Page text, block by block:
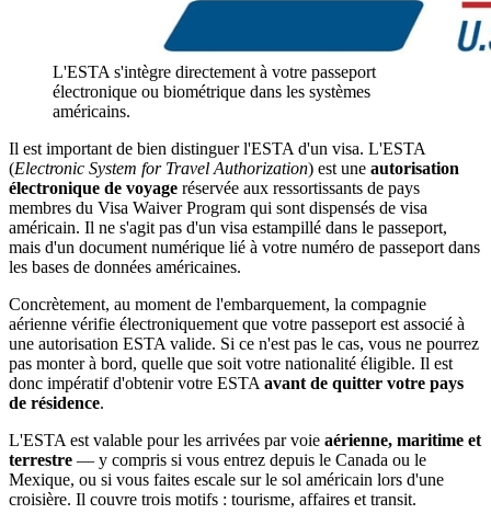
L'ESTA s'intègre directement à votre passeport
électronique ou biométrique dans les systèmes
américains.
Il est important de bien distinguer l'ESTA d'un visa. L'ESTA
(Electronic System for Travel Authorization) est une autorisation
électronique de voyage réservée aux ressortissants de pays
membres du Visa Waiver Program qui sont dispensés de visa
américain. Il ne s'agit pas d'un visa estampillé dans le passeport,
mais d'un document numérique lié à votre numéro de passeport dans
les bases de données américaines.
Concrètement, au moment de l'embarquement, la compagnie
aérienne vérifie électroniquement que votre passeport est associé à
une autorisation ESTA valide. Si ce n'est pas le cas, vous ne pourrez
pas monter à bord, quelle que soit votre nationalité éligible. Il est
donc impératif d'obtenir votre ESTA avant de quitter votre pays
de résidence.
L'ESTA est valable pour les arrivées par voie aérienne, maritime et
terrestre — y compris si vous entrez depuis le Canada ou le
Mexique, ou si vous faites escale sur le sol américain lors d'une
croisière. Il couvre trois motifs : tourisme, affaires et transit.